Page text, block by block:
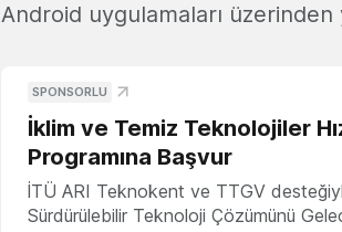
Android uygulamaları üzerinden
SPONSORLU
İklim ve Temiz Teknolojiler
Programına Başvur
İTÜ ARI Teknokent ve TTGV
Sürdürülebilir Teknoloji Çözümünü